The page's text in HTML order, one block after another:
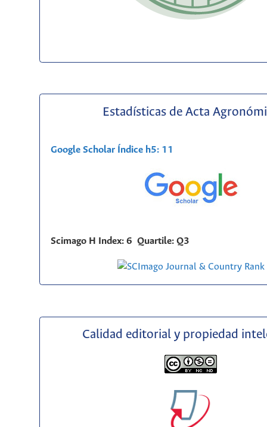
Estadísticas de Acta
Google Scholar Índice h5: 11
Scimago H Index: 6 Quartile: Q3
Calidad editorial y propiedad